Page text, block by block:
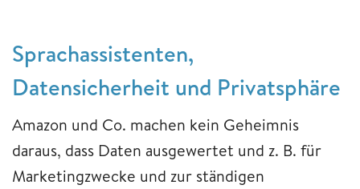
Sprachassistenten,
Datensicherheit und Privatsphäre
Amazon und Co. machen kein Geheimnis
daraus, dass Daten ausgewertet und z. B. für
Marketingzwecke und zur ständigen